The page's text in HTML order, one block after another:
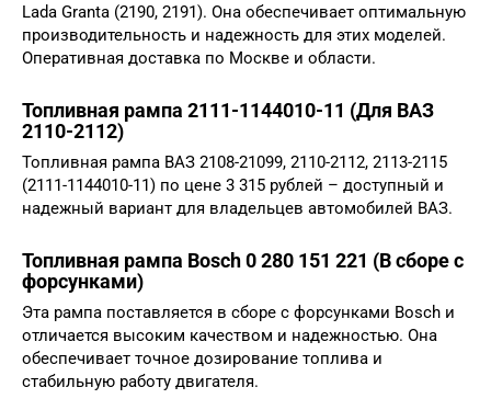
Lada Granta (2190, 2191). Она обеспечивает оптимальную
производительность и надежность для этих моделей.
Оперативная доставка по Москве и области.
Топливная рампа 2111-1144010-11 (Для ВАЗ
2110-2112)
Топливная рампа ВАЗ 2108-21099, 2110-2112, 2113-2115
(2111-1144010-11) по цене 3 315 рублей – доступный и
надежный вариант для владельцев автомобилей ВАЗ.
Топливная рампа Bosch 0 280 151 221 (В сборе с
форсунками)
Эта рампа поставляется в сборе с форсунками Bosch и
отличается высоким качеством и надежностью. Она
обеспечивает точное дозирование топлива и
стабильную работу двигателя.